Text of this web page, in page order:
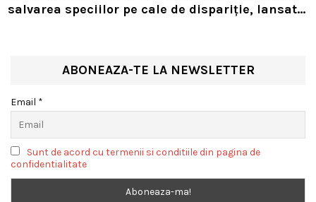
salvarea speciilor pe cale de dispariție, lansat
ABONEAZA-TE LA NEWSLETTER
Email *
Sunt de acord cu termenii si conditiile din pagina de
confidentialitate